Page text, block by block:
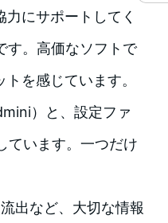
にサポートしてく
す。高価なソフトで
を感じています。
）と、設定ファ
ています。一つだけ
出など、大切な情報